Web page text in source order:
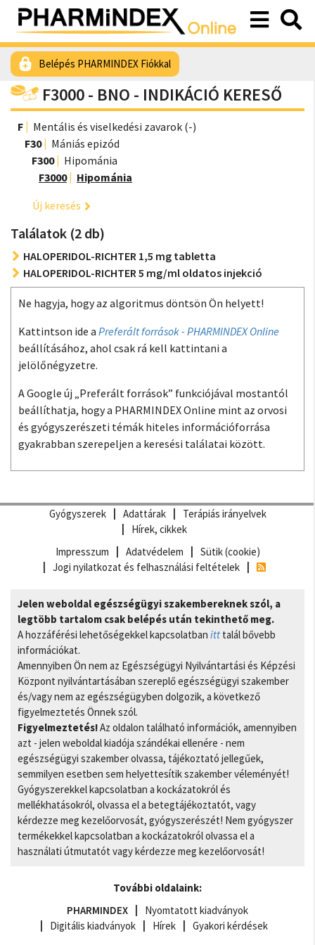
Belépés PHARMINDEX Fiókkal
F3000 - BNO - INDIKÁCIÓ KERESŐ
F
Mentális és viselkedési zavarok (-)
F30
Mániás epizód
F300
Hipománia
F3000
Hipománia
Új keresés
Találatok (2 db)
HALOPERIDOL-RICHTER 1,5 mg tabletta
HALOPERIDOL-RICHTER 5 mg/ml oldatos injekció
Ne hagyja, hogy az algoritmus döntsön Ön helyett!
Kattintson ide a Preferált források - PHARMINDEX Online
beállításához, ahol csak rá kell kattintani a
jelölőnégyzetre.
A Google új „Preferált források” funkciójával mostantól
beállíthatja, hogy a PHARMINDEX Online mint az orvosi
és gyógyszerészeti témák hiteles információforrása
gyakrabban szerepeljen a keresési találatai között.
Gyógyszerek Adattárak
Terápiás irányelvek
Hírek, cikkek
Impresszum
Adatvédelem
Sütik (cookie)
Jogi nyilatkozat és felhasználási feltételek
Jelen weboldal egészségügyi szakembereknek szól, a
legtöbb tartalom csak belépés után tekinthető meg.
A hozzáférési lehetőségekkel kapcsolatban itt talál bővebb
információkat.
Amennyiben Ön nem az Egészségügyi Nyilvántartási és Képzési
Központ nyilvántartásában szereplő egészségügyi szakember
és/vagy nem az egészségügyben dolgozik, a következő
figyelmeztetés Önnek szól.
Figyelmeztetés!Az oldalon található információk, amennyiben
azt - jelen weboldal kiadója szándékai ellenére - nem
egészségügyi szakember olvassa, tájékoztató jellegűek,
semmilyen esetben sem helyettesítik szakember véleményét!
Gyógyszerekkel kapcsolatban a kockázatokról és
mellékhatásokról, olvassa el a betegtájékoztatót, vagy
kérdezze meg kezelőorvosát, gyógyszerészét! Nem gyógyszer
termékekkel kapcsolatban a kockázatokról olvassa el a
használati útmutatót vagy kérdezze meg kezelőorvosát!
További oldalaink:
PHARMINDEX
Nyomtatott kiadványok
Digitális kiadványok
Hírek Gyakori kérdések